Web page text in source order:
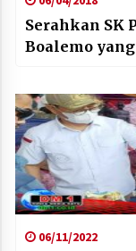
Serahkan SK
Boalemo
06/11/2022